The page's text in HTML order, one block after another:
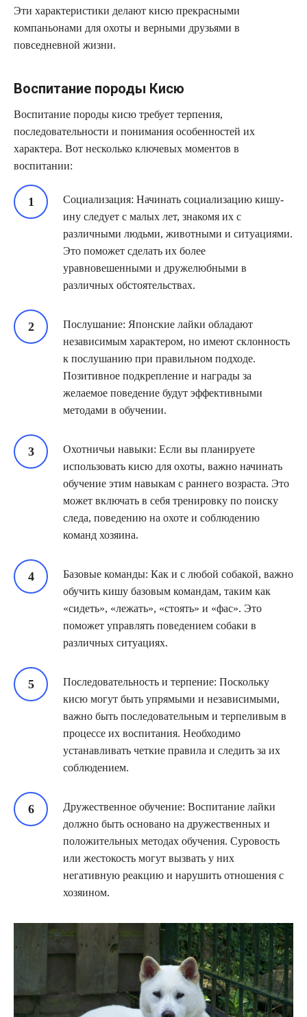
Эти характеристики делают кисю прекрасными
компаньонами для охоты и верными друзьями в
повседневной жизни.
Воспитание породы Кисю
Воспитание породы кисю требует терпения,
последовательности и понимания особенностей их
характера. Вот несколько ключевых моментов в
воспитании:
Социализация: Начинать социализацию кишу-
ину следует с малых лет, знакомя их с
различными людьми, животными и ситуациями.
Это поможет сделать их более
уравновешенными и дружелюбными в
различных обстоятельствах.
Послушание: Японские лайки обладают
независимым характером, но имеют склонность
к послушанию при правильном подходе.
Позитивное подкрепление и награды за
желаемое поведение будут эффективными
методами в обучении.
Охотничьи навыки: Если вы планируете
использовать кисю для охоты, важно начинать
обучение этим навыкам с раннего возраста. Это
может включать в себя тренировку по поиску
следа, поведению на охоте и соблюдению
команд хозяина.
Базовые команды: Как и с любой собакой, важно
обучить кишу базовым командам, таким как
«сидеть», «лежать», «стоять» и «фас». Это
поможет управлять поведением собаки в
различных ситуациях.
Последовательность и терпение: Поскольку
кисю могут быть упрямыми и независимыми,
важно быть последовательным и терпеливым в
процессе их воспитания. Необходимо
устанавливать четкие правила и следить за их
соблюдением.
Дружественное обучение: Воспитание лайки
должно быть основано на дружественных и
положительных методах обучения. Суровость
или жестокость могут вызвать у них
негативную реакцию и нарушить отношения с
хозяином.